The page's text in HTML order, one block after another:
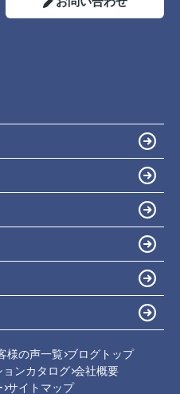
様の声一覧 ブログトップ
ョンカタログ 会社概要
サイトマップ